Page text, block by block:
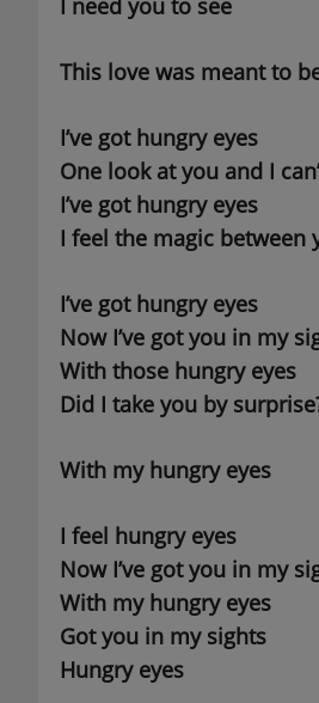
I need you to see
This love was meant to
I’ve got hungry eyes
One look at you and I
I’ve got hungry eyes
I feel the magic between
I’ve got hungry eyes
Now I’ve got you in my
With those hungry eyes
Did I take you by
With my hungry eyes
I feel hungry eyes
Now I’ve got you in my
With my hungry eyes
Got you in my sights
Hungry eyes